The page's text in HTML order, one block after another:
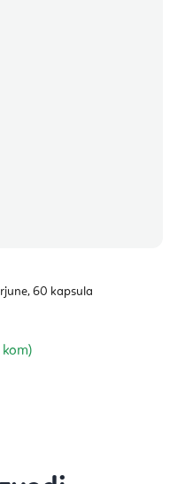
60 kapsula
kom)